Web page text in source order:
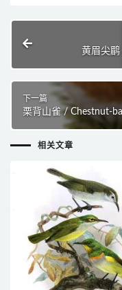
黄眉尖鹛
下一篇
栗背山雀 / Chestnut-
相关文章